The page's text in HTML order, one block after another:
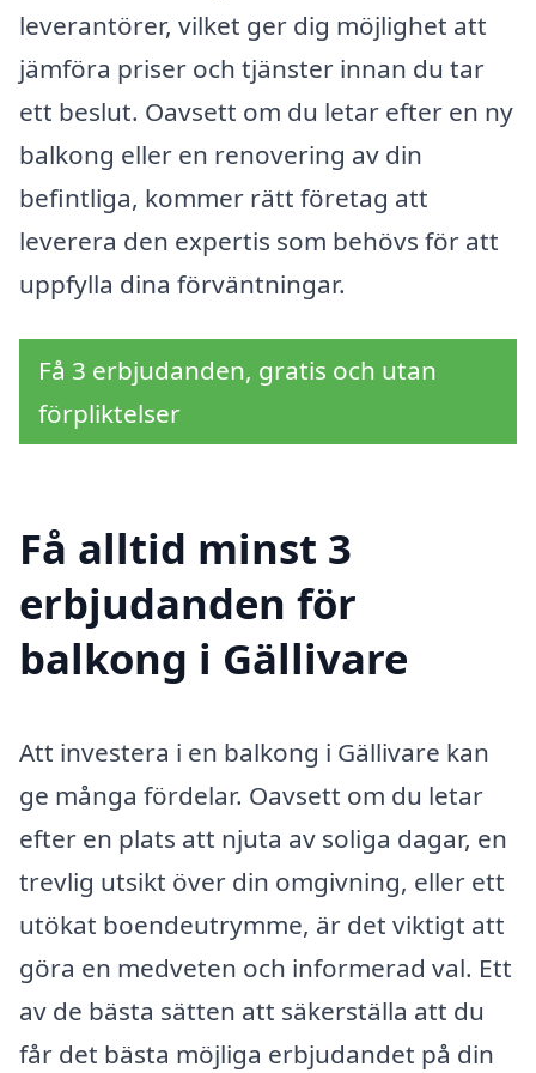
leverantörer, vilket ger dig möjlighet att
jämföra priser och tjänster innan du tar
ett beslut. Oavsett om du letar efter en ny
balkong eller en renovering av din
befintliga, kommer rätt företag att
leverera den expertis som behövs för att
uppfylla dina förväntningar.
Få 3 erbjudanden, gratis och utan
förpliktelser
Få alltid minst 3
erbjudanden för
balkong i Gällivare
Att investera i en balkong i Gällivare kan
ge många fördelar. Oavsett om du letar
efter en plats att njuta av soliga dagar, en
trevlig utsikt över din omgivning, eller ett
utökat boendeutrymme, är det viktigt att
göra en medveten och informerad val. Ett
av de bästa sätten att säkerställa att du
får det bästa möjliga erbjudandet på din